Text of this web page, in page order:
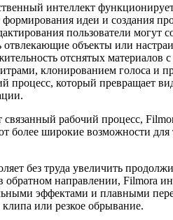
интеллект
идеи и создания
пользователи
отвлекающие объекты или
отснятых
клонированием голоса и
процесс, который превращает
связанный рабочий процесс,
более широкие возможности для
без труда увеличить
направлении, Filmora
эффектами и плавными
клипа или резкое обрывание.